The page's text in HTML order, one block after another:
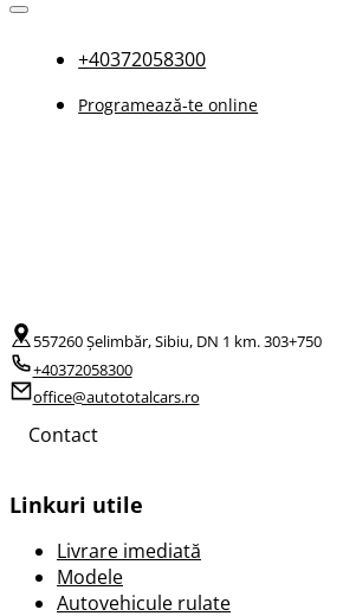
+40372058300
Programează-te online
557260 Șelimbăr, Sibiu, DN 1 km. 303+750
+40372058300
office@autototalcars.ro
Contact
Linkuri utile
Livrare imediată
Modele
Autovehicule rulate